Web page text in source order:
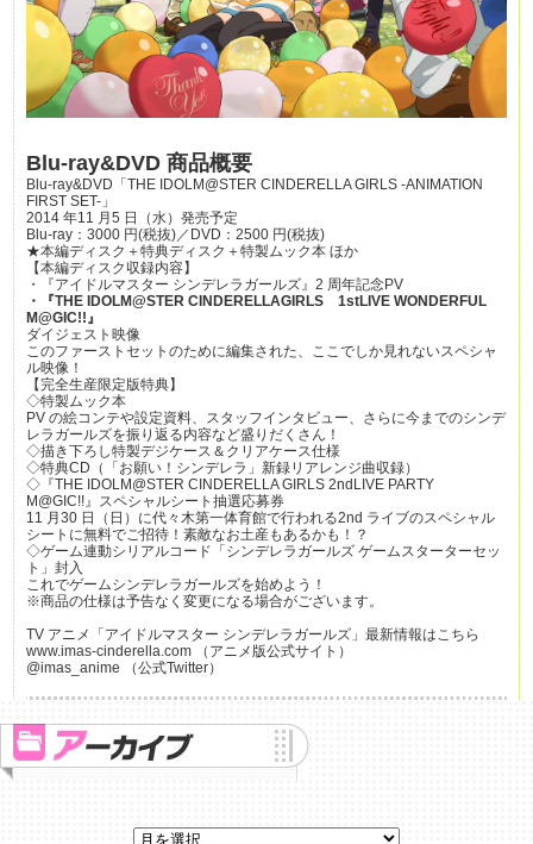
Blu-ray&DVD 商品概要
Blu-ray&DVD「THE IDOLM@STER CINDERELLA GIRLS -ANIMATION
FIRST SET-」
2014 年11 月5 日（水）発売予定
Blu-ray：3000 円(税抜)／DVD：2500 円(税抜)
★本編ディスク＋特典ディスク＋特製ムック本 ほか
【本編ディスク収録内容】
・『アイドルマスター シンデレラガールズ』2 周年記念PV
・『THE IDOLM@STER CINDERELLAGIRLS 1stLIVE WONDERFUL
M@GIC!!』
ダイジェスト映像
このファーストセットのために編集された、ここでしか見れないスペシャ
ル映像！
【完全生産限定版特典】
◇特製ムック本
PV の絵コンテや設定資料、スタッフインタビュー、さらに今までのシンデ
レラガールズを振り返る内容など盛りだくさん！
◇描き下ろし特製デジケース＆クリアケース仕様
◇特典CD（「お願い！シンデレラ」新録リアレンジ曲収録）
◇『THE IDOLM@STER CINDERELLA GIRLS 2ndLIVE PARTY
M@GIC!!』スペシャルシート抽選応募券
11 月30 日（日）に代々木第一体育館で行われる2nd ライブのスペシャル
シートに無料でご招待！素敵なお土産もあるかも！？
◇ゲーム連動シリアルコード「シンデレラガールズ ゲームスターターセッ
ト」封入
これでゲームシンデレラガールズを始めよう！
※商品の仕様は予告なく変更になる場合がございます。
TV アニメ「アイドルマスター シンデレラガールズ」最新情報はこちら
www.imas-cinderella.com （アニメ版公式サイト）
@imas_anime （公式Twitter）